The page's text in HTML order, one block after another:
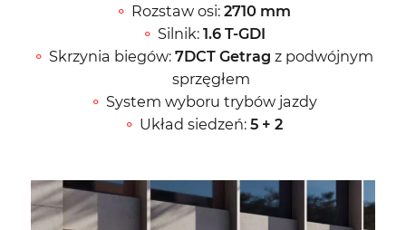
Rozstaw osi: 2710 mm
Silnik: 1.6 T-GDI
Skrzynia biegów: 7DCT Getrag z podwójnym
sprzęgłem
System wyboru trybów jazdy
Układ siedzeń: 5 + 2